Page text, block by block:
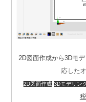
2D図面作成から3Dモ
応した
2D図面作成 3Dモデリン